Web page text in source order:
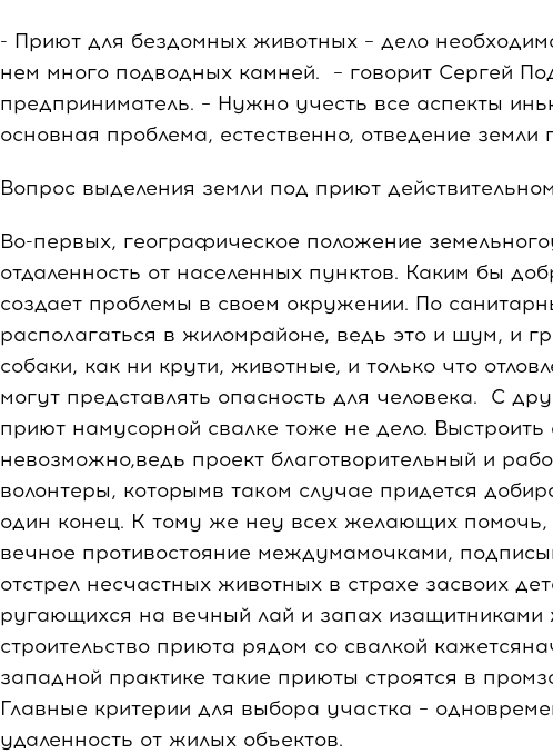
- Приют для бездомных животных – дело
нем много подводных камней. – говорит Сергей
предприниматель. – Нужно учесть все аспекты
основная проблема, естественно, отведение земли
Вопрос выделения земли под приют
Во-первых, географическое положение
отдаленность от населенных пунктов. Каким бы
создает проблемы в своем окружении. По
располагаться в жиломрайоне, ведь это и шум, и
собаки, как ни крути, животные, и только что
могут представлять опасность для человека. С
приют намусорной свалке тоже не дело. Выстроить
невозможно,ведь проект благотворительный и
волонтеры, которымв таком случае придется
один конец. К тому же неу всех желающих
вечное противостояние междумамочками,
отстрел несчастных животных в страхе засвоих
ругающихся на вечный лай и запах изащитниками
строительство приюта рядом со свалкой
западной практике такие приюты строятся в
Главные критерии для выбора участка –
удаленность от жилых объектов.